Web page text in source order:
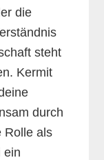
die
steht
Kermit
durch
Rolle als
ein